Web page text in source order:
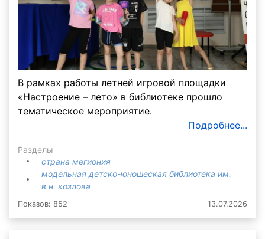
В рамках работы летней игровой площадки
«Настроение – лето» в библиотеке прошло
тематическое мероприятие.
Подробнее...
Разделы
страна мегиония
модельная детско-юношеская библиотека им.
в.н. козлова
Показов: 852 13.07.2026